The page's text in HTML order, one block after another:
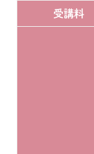
受講料